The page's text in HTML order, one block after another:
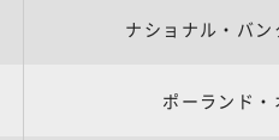
ナショナル・バ
ポーランド・